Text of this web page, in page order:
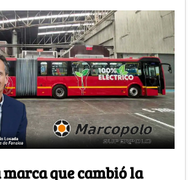
que cambió la